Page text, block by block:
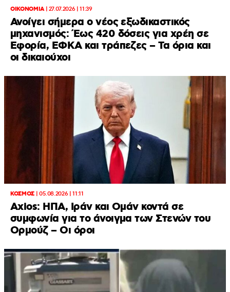
ΟΙΚΟΝΟΜΙΑ| 27.07.2026 | 11:39
Ανοίγει σήμερα ο νέος εξωδικαστικός
μηχανισμός: Έως 420 δόσεις για χρέη σε
Εφορία, ΕΦΚΑ και τράπεζες – Τα όρια και
οι δικαιούχοι
ΚΟΣΜΟΣ| 05.08.2026 | 11:11
Axios: ΗΠΑ, Ιράν και Ομάν κοντά σε
συμφωνία για το άνοιγμα των Στενών του
Ορμούζ – Οι όροι